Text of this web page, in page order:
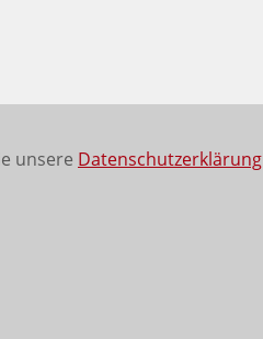
unsere Datenschutzerklärung